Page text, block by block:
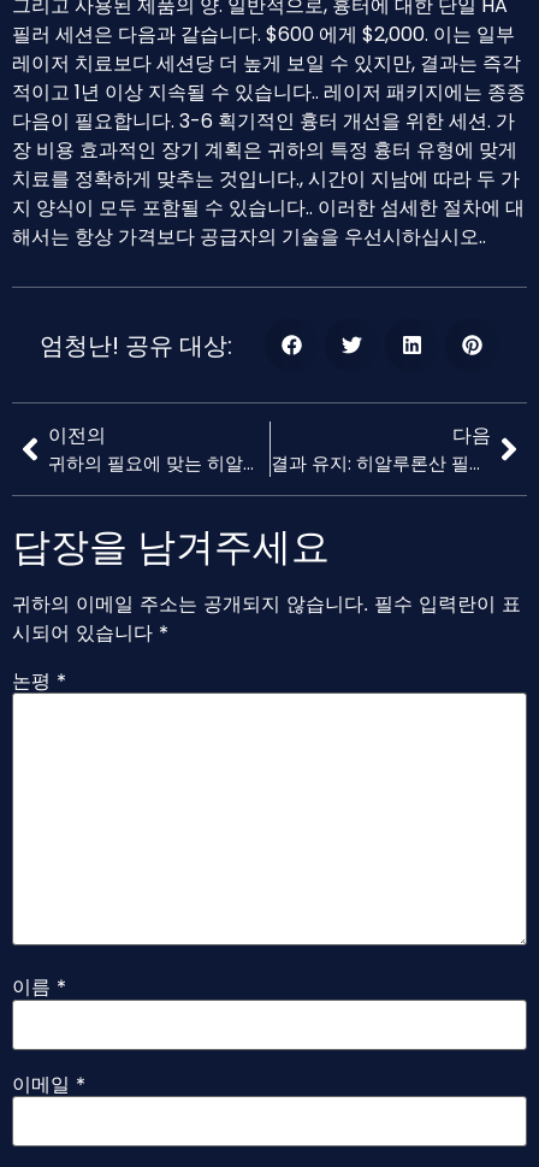
필러 세션은 다음과 같습니다. $600 에게 $2,000. 이는 일부
레이저 치료보다 세션당 더 높게 보일 수 있지만, 결과는 즉각
적이고 1년 이상 지속될 수 있습니다.. 레이저 패키지에는 종종
다음이 필요합니다. 3-6 획기적인 흉터 개선을 위한 세션. 가
장 비용 효과적인 장기 계획은 귀하의 특정 흉터 유형에 맞게
치료를 정확하게 맞추는 것입니다., 시간이 지남에 따라 두 가
지 양식이 모두 포함될 수 있습니다.. 이러한 섬세한 절차에 대
해서는 항상 가격보다 공급자의 기술을 우선시하십시오..
엄청난! 공유 대상:
이전의
귀하의 필요에 맞는 히알루론산 필러를 선택하는 방법
다음
결과 유지: 히알루론산 필러 후 장기관리
답장을 남겨주세요
귀하의 이메일 주소는 공개되지 않습니다. 필수 입력란이 표
시되어 있습니다 *
논평 *
이름 *
이메일 *